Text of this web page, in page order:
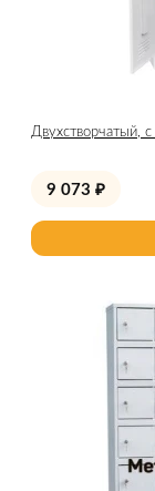
Двухстворчатый,
9 073 ₽